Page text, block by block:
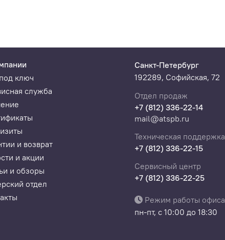
ключ
служба
и возврат
и акции
и обзоры
отдел
Санкт-Петербург
192289, Софийская, 72
Отдел продаж
+7 (812) 336-22-14
mail@atspb.ru
Техническая поддержка
+7 (812) 336-22-15
Сервисный центр
+7 (812) 336-22-25
Режим работы офиса
пн-пт, с 10:00 до 18:30